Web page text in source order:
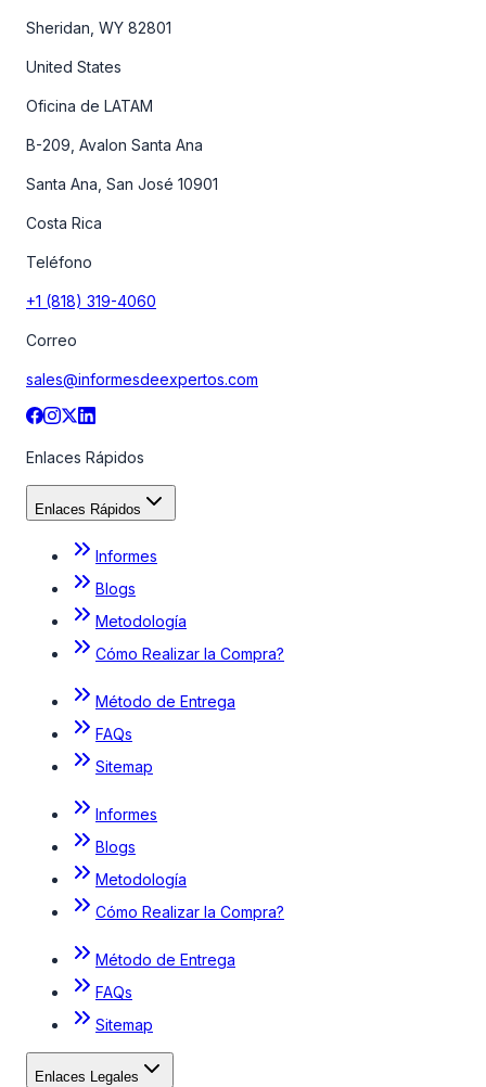
Sheridan, WY 82801
United States
Oficina de LATAM
B-209, Avalon Santa Ana
Santa Ana, San José 10901
Costa Rica
Teléfono
+1 (818) 319-4060
Correo
sales@informesdeexpertos.com
Enlaces Rápidos
Enlaces Rápidos
Informes
Blogs
Metodología
Cómo Realizar la Compra?
Método de Entrega
FAQs
Sitemap
Informes
Blogs
Metodología
Cómo Realizar la Compra?
Método de Entrega
FAQs
Sitemap
Enlaces Legales